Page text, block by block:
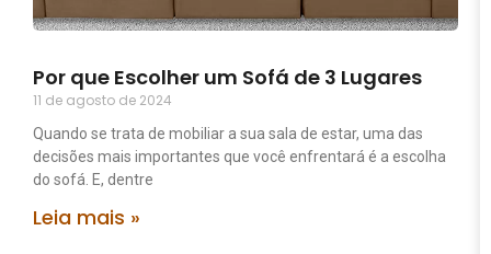
Por que Escolher um Sofá de 3 Lugares
11 de agosto de 2024
Quando se trata de mobiliar a sua sala de estar, uma das
decisões mais importantes que você enfrentará é a escolha
do sofá. E, dentre
Leia mais »